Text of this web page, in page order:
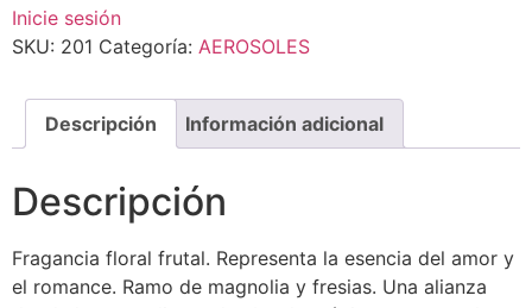
Inicie sesión
SKU: 201 Categoría: AEROSOLES
Descripción Información adicional
Descripción
Fragancia floral frutal. Representa la esencia del amor y
el romance. Ramo de magnolia y fresias. Una alianza